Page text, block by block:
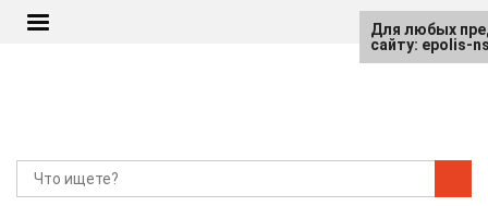
Для любых
сайту: epolis-